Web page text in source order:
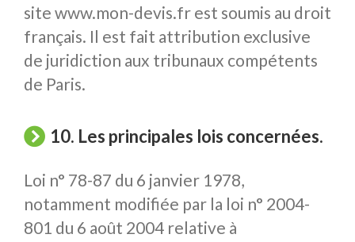
site www.mon-devis.fr est soumis au droit
français. Il est fait attribution exclusive
de juridiction aux tribunaux compétents
de Paris.
10. Les principales lois concernées.
Loi n° 78-87 du 6 janvier 1978,
notamment modifiée par la loi n° 2004-
801 du 6 août 2004 relative à